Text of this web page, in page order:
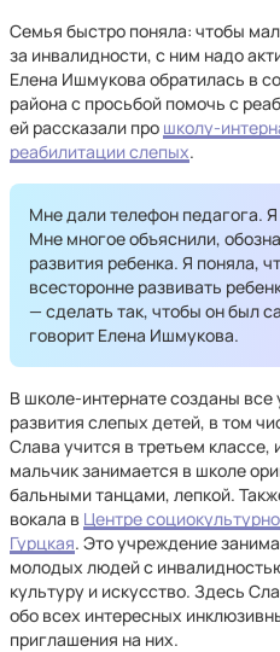
Семья быстро поняла: чтобы
за инвалидности, с ним надо
Елена Ишмукова обратилась в
района с просьбой помочь с
ей рассказали про школу-
реабилитации слепых.
Мне дали телефон педагога.
Мне многое объяснили,
развития ребенка. Я поняла,
всесторонне развивать
— сделать так, чтобы он был
говорит Елена Ишмукова.
В школе-интернате созданы все
развития слепых детей, в том
Слава учится в третьем классе,
мальчик занимается в школе
бальными танцами, лепкой.
вокала в Центре
Гурцкая. Это учреждение
молодых людей с
культуру и искусство. Здесь
обо всех интересных
приглашения на них.